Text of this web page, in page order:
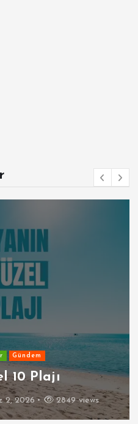
Gündem
10 Plajı
2, 2026 2849 views